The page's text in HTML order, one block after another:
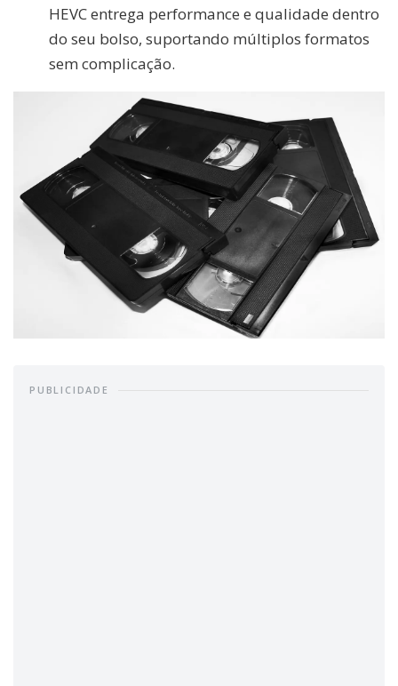
HEVC entrega performance e qualidade dentro
do seu bolso, suportando múltiplos formatos
sem complicação.
PUBLICIDADE